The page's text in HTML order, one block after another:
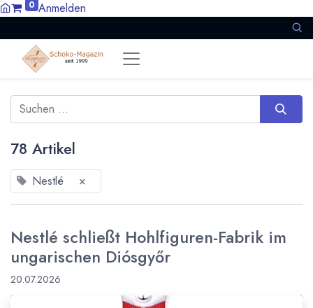
0 Anmelden
78 Artikel
Nestlé ×
Nestlé schließt Hohlfiguren-Fabrik im
ungarischen Diósgyőr
20.07.2026